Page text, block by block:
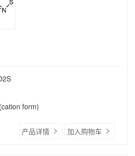
form)
产品详情 加入购物车